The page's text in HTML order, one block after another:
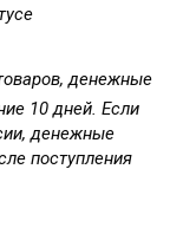
денежные
10 дней. Если
денежные
поступления